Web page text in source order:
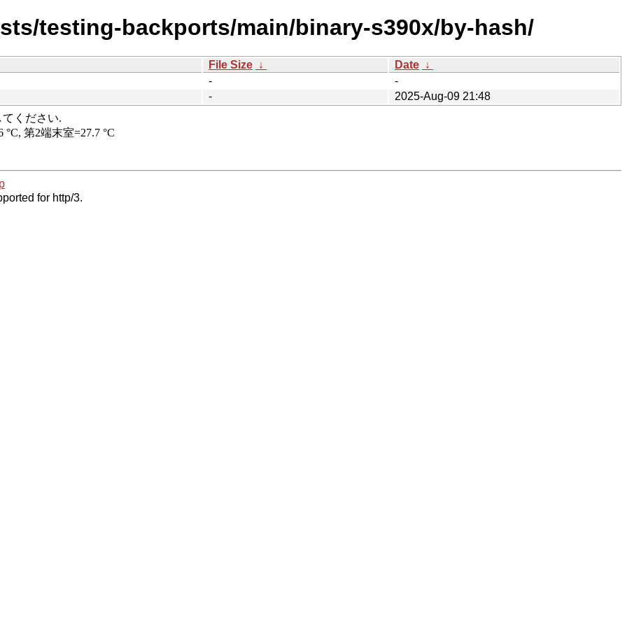
testing-backports/main/binary-s390x/by-hash/
File Size ↓ Date ↓
-
-
-
2025-Aug-09 21:48
for http/3.